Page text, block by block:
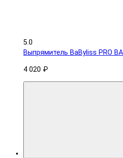
5.0
Выпрямитель BaByliss PRO
4 020 ₽